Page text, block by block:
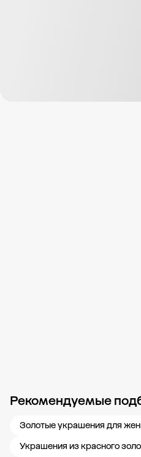
Рекомендуемые
Золотые украшения для
Украшения из красного
Новости компании Журнал